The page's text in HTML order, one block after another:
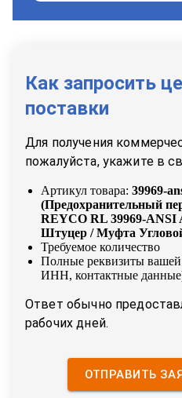
Как запросить
поставки
Для получения
пожалуйста, укажите в
Артикул товара: 39969-
(Предохранительный
REYCO RL 39969-ANSI
Штуцер / Муфта
Требуемое количество
Полные реквизиты
ИНН, контактные
Ответ обычно
рабочих дней.
ОТПРАВИТЬ